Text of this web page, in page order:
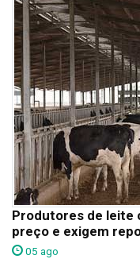
Produtores de leite
preço e exigem
05 ago